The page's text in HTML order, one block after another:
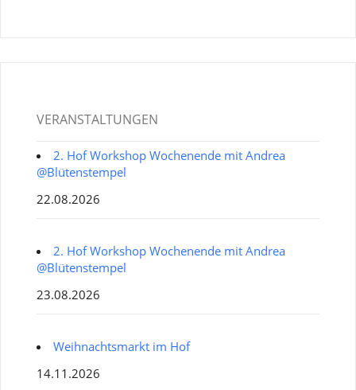
VERANSTALTUNGEN
2. Hof Workshop Wochenende mit Andrea
@Blütenstempel
22.08.2026
2. Hof Workshop Wochenende mit Andrea
@Blütenstempel
23.08.2026
Weihnachtsmarkt im Hof
14.11.2026